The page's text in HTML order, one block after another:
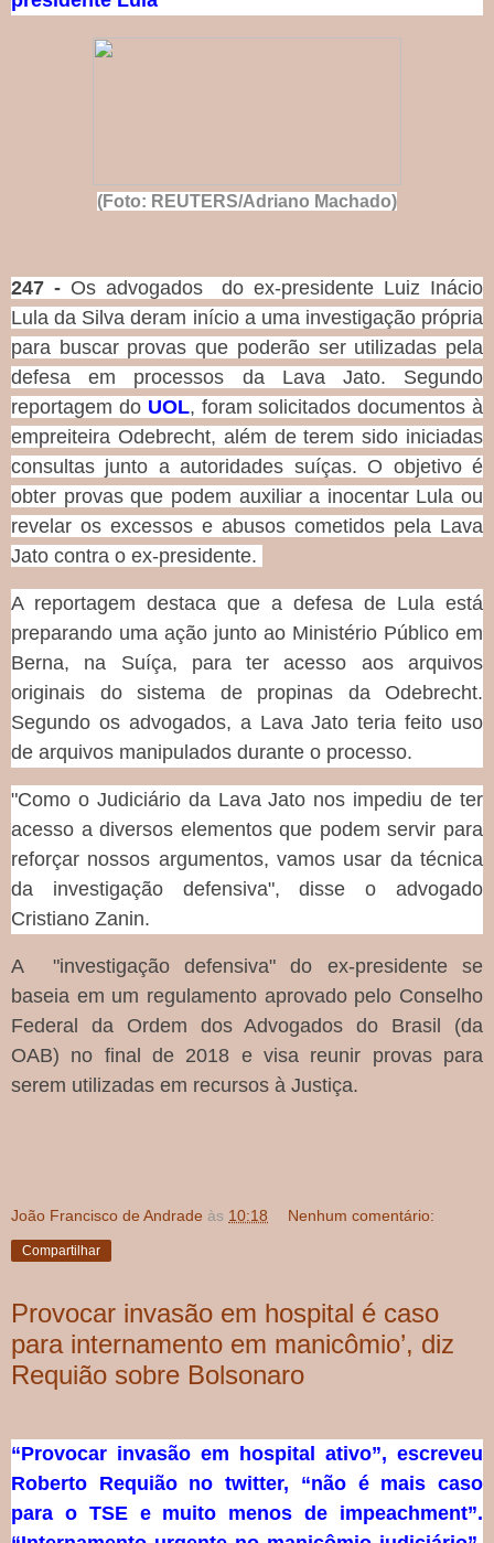
(Foto: REUTERS/Adriano Machado)
247 - Os advogados do ex-presidente Luiz Inácio
Lula da Silva deram início a uma investigação própria
para buscar provas que poderão ser utilizadas pela
defesa em processos da Lava Jato. Segundo
reportagem do UOL, foram solicitados documentos à
empreiteira Odebrecht, além de terem sido iniciadas
consultas junto a autoridades suíças. O objetivo é
obter provas que podem auxiliar a inocentar Lula ou
revelar os excessos e abusos cometidos pela Lava
Jato contra o ex-presidente.
A reportagem destaca que a defesa de Lula está
preparando uma ação junto ao Ministério Público em
Berna, na Suíça, para ter acesso aos arquivos
originais do sistema de propinas da Odebrecht.
Segundo os advogados, a Lava Jato teria feito uso
de arquivos manipulados durante o processo.
"Como o Judiciário da Lava Jato nos impediu de ter
acesso a diversos elementos que podem servir para
reforçar nossos argumentos, vamos usar da técnica
da investigação defensiva", disse o advogado
Cristiano Zanin.
A "investigação defensiva" do ex-presidente se
baseia em um regulamento aprovado pelo Conselho
Federal da Ordem dos Advogados do Brasil (da
OAB) no final de 2018 e visa reunir provas para
serem utilizadas em recursos à Justiça.
João Francisco de Andrade às 10:18 Nenhum comentário:
Compartilhar
Provocar invasão em hospital é caso
para internamento em manicômio’, diz
Requião sobre Bolsonaro
“Provocar invasão em hospital ativo”, escreveu
Roberto Requião no twitter, “não é mais caso
para o TSE e muito menos de impeachment”.